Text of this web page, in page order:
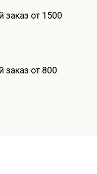
заказ от 1500
заказ от 800